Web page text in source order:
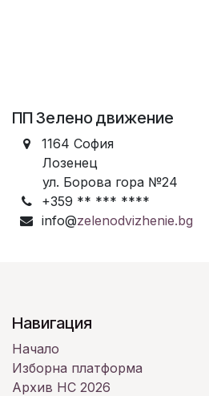
ПП Зелено движение
1164 София
Лозенец
ул. Борова гора №24
+359 ** *** ****
info@zelenodvizhenie.bg
Навигация
Начало
Изборна платформа
Архив НС 2026